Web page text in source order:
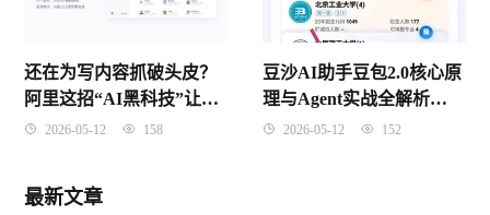
还在为写内容抓破头皮？
阿里这招“AI黑科技”让无
数打工人惊掉了下巴
2026-05-12 158
豆沙AI助手豆包2.0核心原
理与Agent实战全解析
（2026年4月版）
2026-05-12 152
最新文章